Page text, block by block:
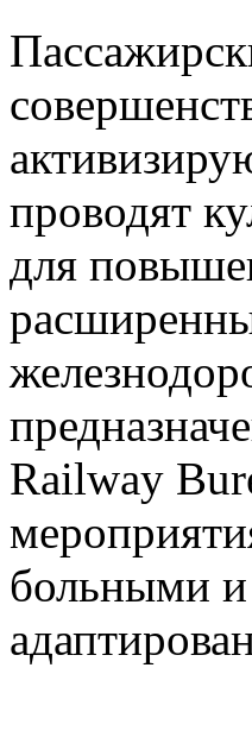
проводят
для
Railway
больными и